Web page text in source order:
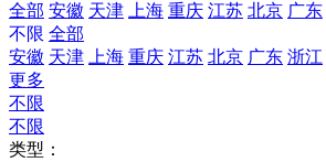
全部 安徽 天津 上海 重庆 江苏 北京 广东
不限 全部
安徽 天津 上海 重庆 江苏 北京 广东 浙江
更多
不限
不限
类型：